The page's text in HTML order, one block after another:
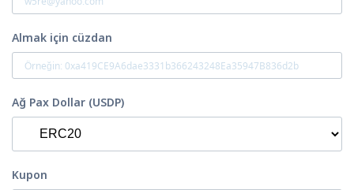
Almak için cüzdan
Ağ Pax Dollar (USDP)
Kupon